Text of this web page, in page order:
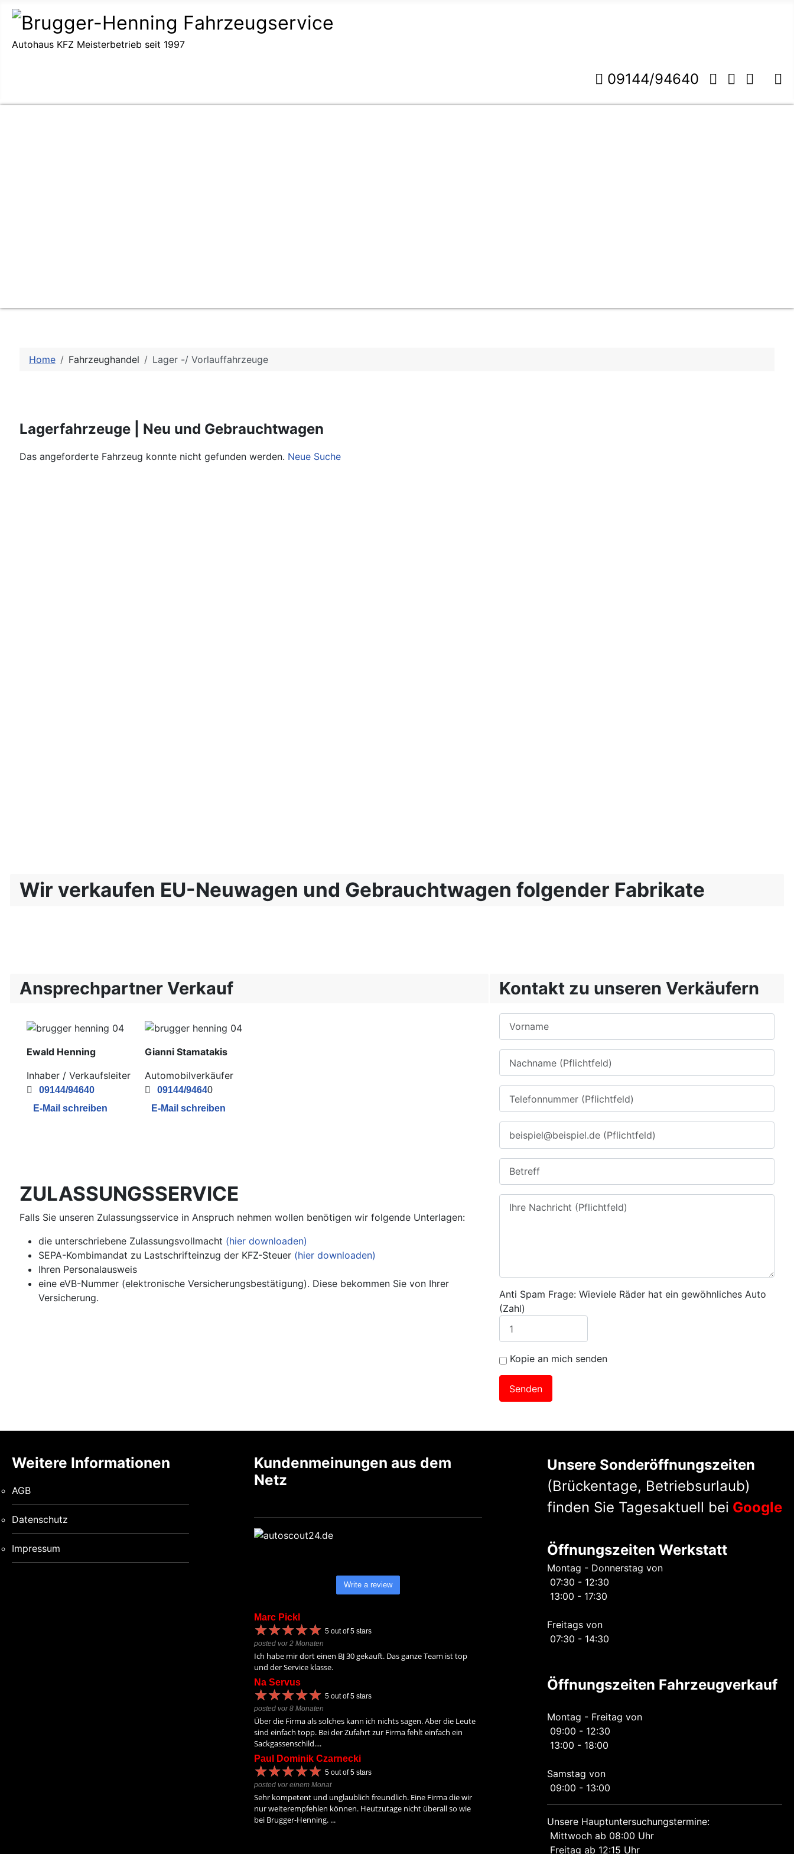
Autohaus KFZ Meisterbetrieb seit 1997
09144/94640
Home Fahrzeughandel Lager -/ Vorlauffahrzeuge
Lagerfahrzeuge | Neu und Gebrauchtwagen
Das angeforderte Fahrzeug konnte nicht gefunden werden. Neue Suche
Wir verkaufen EU-Neuwagen und Gebrauchtwagen folgender Fabrikate
Ansprechpartner Verkauf
Ewald Henning
Inhaber / Verkaufsleiter
09144/94640
E-Mail schreiben
Gianni Stamatakis
Automobilverkäufer
09144/94640
E-Mail schreiben
ZULASSUNGSSERVICE
Falls Sie unseren Zulassungsservice in Anspruch nehmen wollen benötigen wir folgende Unterlagen:
die unterschriebene Zulassungsvollmacht (hier downloaden)
SEPA-Kombimandat zu Lastschrifteinzug der KFZ-Steuer (hier downloaden)
Ihren Personalausweis
eine eVB-Nummer (elektronische Versicherungsbestätigung). Diese bekommen Sie von Ihrer
Versicherung.
Kontakt zu unseren Verkäufern
Anti Spam Frage: Wieviele Räder hat ein gewöhnliches Auto
(Zahl)
Kopie an mich senden
Weitere Informationen
AGB
Datenschutz
Impressum
Kundenmeinungen aus dem
Netz
Write a review
Marc Pickl
★★★★★
★★★★★ 5out of 5 stars
posted vor 2 Monaten
Ich habe mir dort einen BJ 30 gekauft. Das ganze Team ist top
und der Service klasse.
Na Servus
★★★★★
★★★★★ 5out of 5 stars
posted vor 8 Monaten
Über die Firma als solches kann ich nichts sagen. Aber die Leute
sind einfach topp. Bei der Zufahrt zur Firma fehlt einfach ein
Sackgassenschild....
Paul Dominik Czarnecki
★★★★★
★★★★★ 5out of 5 stars
posted vor einem Monat
Sehr kompetent und unglaublich freundlich. Eine Firma die wir
nur weiterempfehlen können. Heutzutage nicht überall so wie
bei Brugger-Henning. ...
Unsere Sonderöffnungszeiten
(Brückentage, Betriebsurlaub)
finden Sie Tagesaktuell bei Google
Öffnungszeiten Werkstatt
Montag - Donnerstag von
07:30 - 12:30
13:00 - 17:30
Freitags von
07:30 - 14:30
Öffnungszeiten Fahrzeugverkauf
Montag - Freitag von
09:00 - 12:30
13:00 - 18:00
Samstag von
09:00 - 13:00
Unsere Hauptuntersuchungstermine:
Mittwoch ab 08:00 Uhr
Freitag ab 12:15 Uhr